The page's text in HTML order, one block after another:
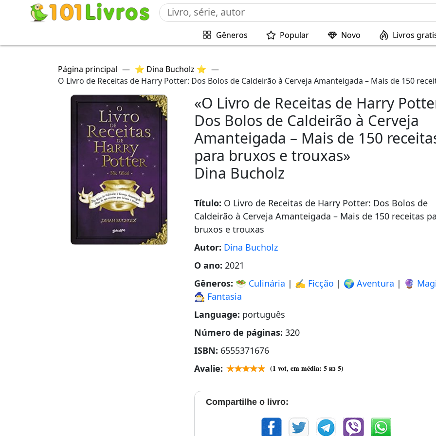
Gêneros Popular Novo Livros
Página principal — ⭐ Dina Bucholz ⭐ —
O Livro de Receitas de Harry Potter: Dos Bolos de Caldeirão à Cerveja Amanteigada – Mais de 150
«O Livro de Receitas de Harry
Dos Bolos de Caldeirão à Cerveja
Amanteigada – Mais de 150
para bruxos e trouxas»
Dina Bucholz
Título: O Livro de Receitas de Harry Potter: Dos Bolos de
Caldeirão à Cerveja Amanteigada – Mais de 150 receitas
bruxos e trouxas
Autor: Dina Bucholz
O ano: 2021
Gêneros: 🥗 Culinária | ✍️ Ficção | 🌍 Aventura | 🔮
🧙‍♂️ Fantasia
Language: português
Número de páginas: 320
ISBN: 6555371676
Avalie:
(1 vot, em média: 5из 5)
Compartilhe o livro: